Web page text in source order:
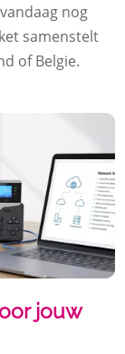
nog
samenstelt
of Belgie.​
jouw